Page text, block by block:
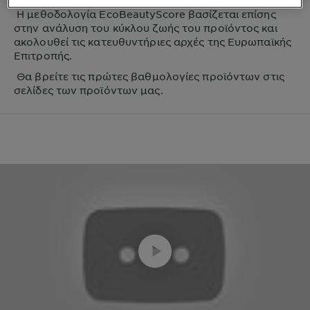
Η μεθοδολογία EcoBeautyScore βασίζεται επίσης
στην ανάλυση του κύκλου ζωής του προϊόντος και
ακολουθεί τις κατευθυντήριες αρχές της Ευρωπαϊκής
Επιτροπής.
Θα βρείτε τις πρώτες βαθμολογίες προϊόντων στις
σελίδες των προϊόντων μας.